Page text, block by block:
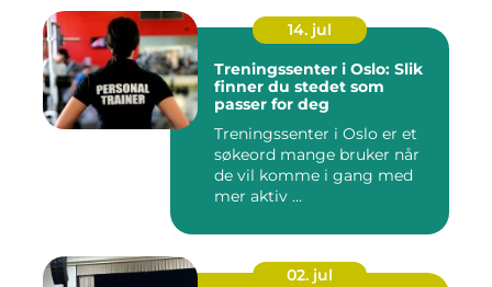
14. jul
Treningssenter i Oslo: Slik
finner du stedet som
passer for deg
Treningssenter i Oslo er et
søkeord mange bruker når
de vil komme i gang med
mer aktiv ...
02. jul